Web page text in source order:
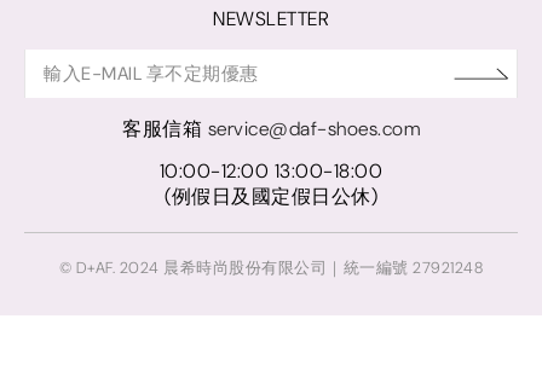
NEWSLETTER
客服信箱 service@daf-shoes.com
10:00-12:00 13:00-18:00
(例假日及國定假日公休)
© D+AF. 2024 晨希時尚股份有限公司｜統一編號 27921248